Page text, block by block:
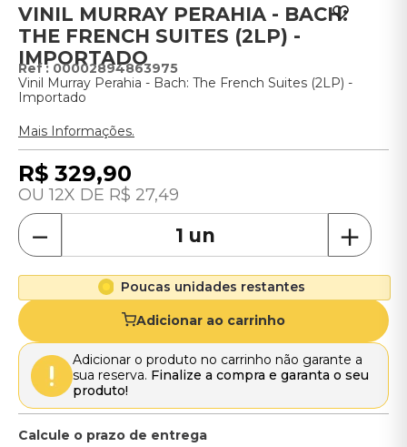
VINIL MURRAY PERAHIA - BACH:
THE FRENCH SUITES (2LP) -
IMPORTADO
: 00002894863975
Vinil Murray Perahia - Bach: The French Suites (2LP) -
Importado
Mais Informações.
R$ 329,90
12 R$ 27,49
＋
－
Poucas unidades restantes
Adicionar ao carrinho
Adicionar o produto no carrinho não garante a
sua reserva. Finalize a compra e garanta o seu
produto!